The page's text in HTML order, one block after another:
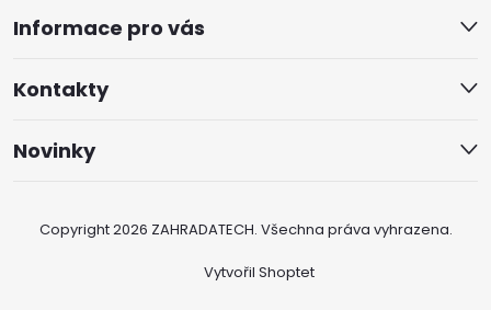
Informace pro vás
Kontakty
Novinky
Vytvořil Shoptet
Copyright 2026 ZAHRADATECH. Všechna práva vyhrazena.